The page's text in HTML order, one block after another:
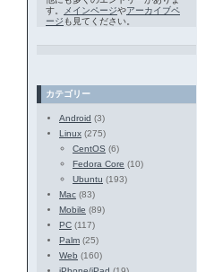
す。
メインページやアーカイブペ
ージ も見てください。
カテゴリー
Android (3)
Linux (275)
CentOS (6)
Fedora Core (10)
Ubuntu (193)
Mac (83)
Mobile (89)
PC (117)
Palm (25)
Web (160)